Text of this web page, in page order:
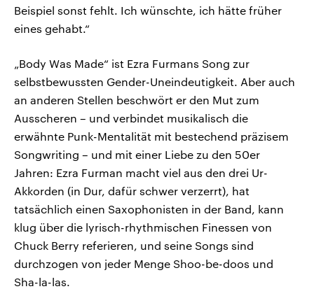
Beispiel sonst fehlt. Ich wünschte, ich hätte früher
eines gehabt.“
„Body Was Made“ ist Ezra Furmans Song zur
selbstbewussten Gender-Uneindeutigkeit. Aber auch
an anderen Stellen beschwört er den Mut zum
Ausscheren – und verbindet musikalisch die
erwähnte Punk-Mentalität mit bestechend präzisem
Songwriting – und mit einer Liebe zu den 50er
Jahren: Ezra Furman macht viel aus den drei Ur-
Akkorden (in Dur, dafür schwer verzerrt), hat
tatsächlich einen Saxophonisten in der Band, kann
klug über die lyrisch-rhythmischen Finessen von
Chuck Berry referieren, und seine Songs sind
durchzogen von jeder Menge Shoo-be-doos und
Sha-la-las.